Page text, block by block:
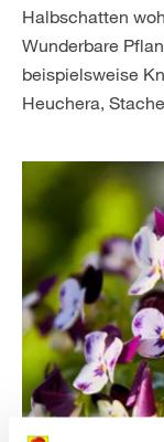
Halbschatten
Wunderbare
beispielsweise
Heuchera,